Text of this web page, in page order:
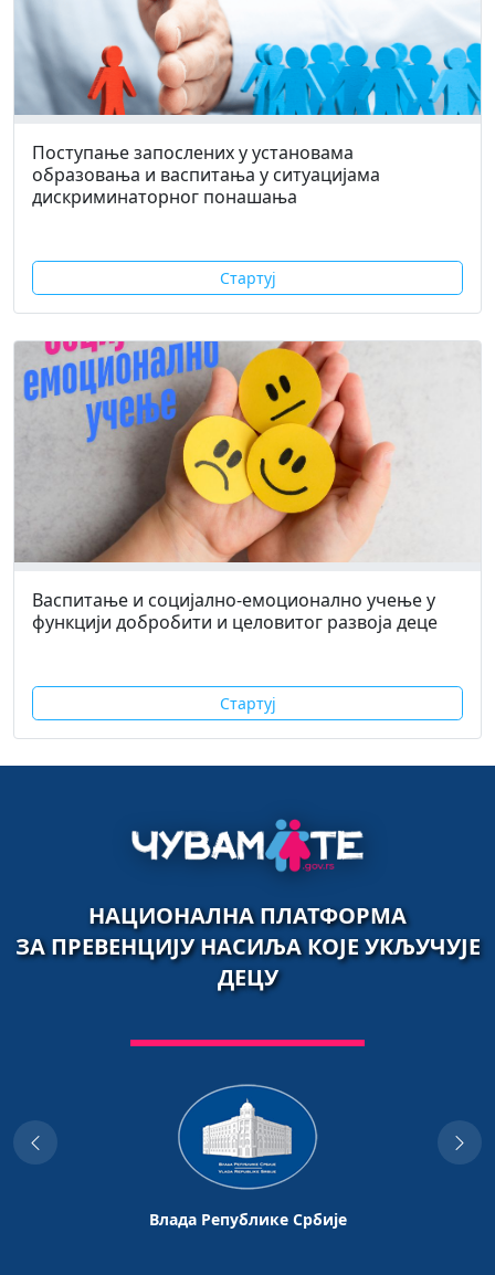
Поступање запослених у установама
образовања и васпитања у ситуацијама
дискриминаторног понашања
Стартуј
Васпитање и социјално-емоционално учење у
функцији добробити и целовитог развоја деце
Стартуј
НАЦИОНАЛНА ПЛАТФОРМА
ЗА ПРЕВЕНЦИЈУ НАСИЉА КОЈЕ УКЉУЧУЈЕ
ДЕЦУ
Влада Републике Србије